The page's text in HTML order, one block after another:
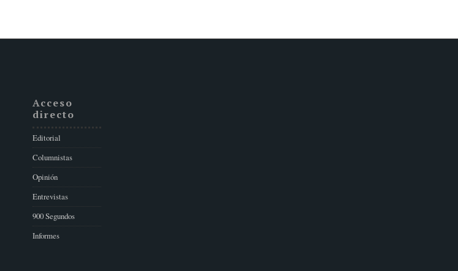
Acceso
directo
Editorial
Columnistas
Opinión
Entrevistas
900 Segundos
Informes